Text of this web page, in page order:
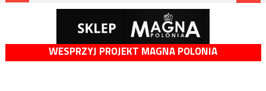
WESPRZYJ PROJEKT MAGNA POLONIA